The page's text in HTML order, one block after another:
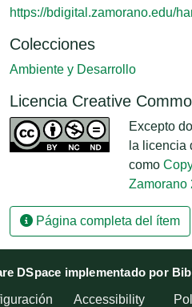
https://bdigital.zamorano.edu/
Colecciones
Ambiente y Desarrollo
Licencia Creative
Excepto
la licencia
como
Zamorano
Página completa del ítem
DSpace implementado por
Accessibility